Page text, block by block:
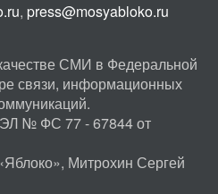
, press@mosyabloko.ru
СМИ в Федеральной
связи, информационных
№ ФС 77 - 67844 от
Митрохин Сергей